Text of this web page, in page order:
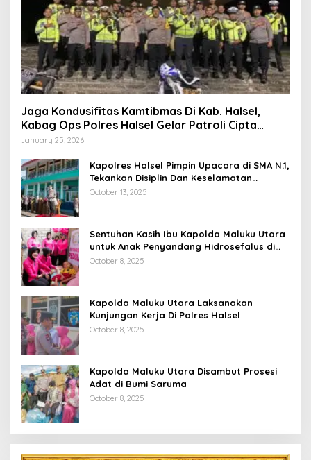
Jaga Kondusifitas Kamtibmas Di Kab. Halsel,
Kabag Ops Polres Halsel Gelar Patroli Cipta
Kondisi
January 25, 2026
Kapolres Halsel Pimpin Upacara di SMA N.1,
Tekankan Disiplin Dan Keselamatan
Berkendara
October 13, 2025
Sentuhan Kasih Ibu Kapolda Maluku Utara
untuk Anak Penyandang Hidrosefalus di
Desa Babang
October 8, 2025
Kapolda Maluku Utara Laksanakan
Kunjungan Kerja Di Polres Halsel
October 8, 2025
Kapolda Maluku Utara Disambut Prosesi
Adat di Bumi Saruma
October 8, 2025